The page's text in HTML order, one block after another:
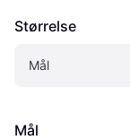
Størrelse
Mål
Mål